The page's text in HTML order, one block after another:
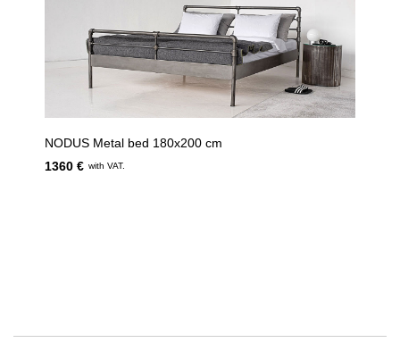
NODUS Metal bed 180x200 cm
1360 € with VAT.